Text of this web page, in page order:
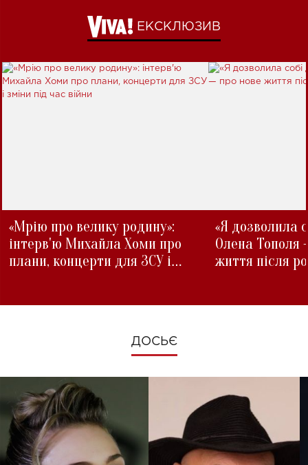
ЕКСКЛЮЗИВ
«Мрію про велику родину»:
інтерв'ю Михайла Хоми про
плани, концерти для ЗСУ і
«Я дозволила
Олена Тополя
життя після
ДОСЬЄ